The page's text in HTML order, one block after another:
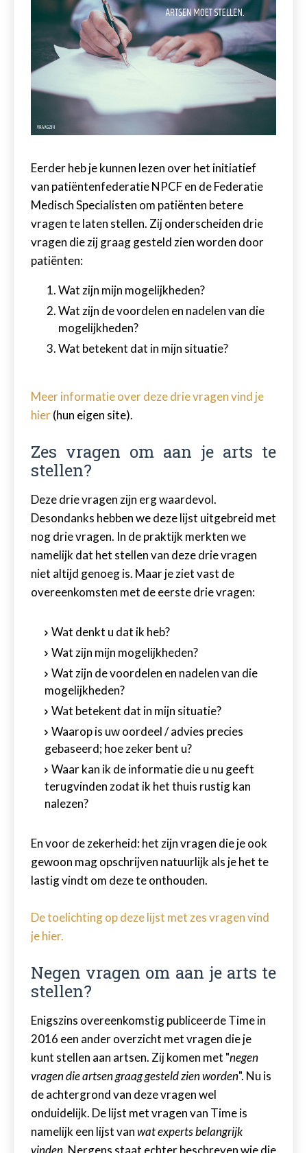
Eerder heb je kunnen lezen over het initiatief
van patiëntenfederatie NPCF en de Federatie
Medisch Specialisten om patiënten betere
vragen te laten stellen. Zij onderscheiden drie
vragen die zij graag gesteld zien worden door
patiënten:
Wat zijn mijn mogelijkheden?
Wat zijn de voordelen en nadelen van die
mogelijkheden?
Wat betekent dat in mijn situatie?
Meer informatie over deze drie vragen vind je
hier(hun eigen site).
Zes vragen om aan je arts te
stellen?
Deze drie vragen zijn erg waardevol.
Desondanks hebben we deze lijst uitgebreid met
nog drie vragen. In de praktijk merkten we
namelijk dat het stellen van deze drie vragen
niet altijd genoeg is. Maar je ziet vast de
overeenkomsten met de eerste drie vragen:
Wat denkt u dat ik heb?
Wat zijn mijn mogelijkheden?
Wat zijn de voordelen en nadelen van die
mogelijkheden?
Wat betekent dat in mijn situatie?
Waarop is uw oordeel / advies precies
gebaseerd; hoe zeker bent u?
Waar kan ik de informatie die u nu geeft
terugvinden zodat ik het thuis rustig kan
nalezen?
En voor de zekerheid: het zijn vragen die je ook
gewoon mag opschrijven natuurlijk als je het te
lastig vindt om deze te onthouden.
De toelichting op deze lijst met zes vragen vind
je hier.
Negen vragen om aan je arts te
stellen?
Enigszins overeenkomstig publiceerde Time in
2016 een ander overzicht met vragen die je
kunt stellen aan artsen. Zij komen met "negen
vragen die artsen graag gesteld zien worden". Nu is
de achtergrond van deze vragen wel
onduidelijk. De lijst met vragen van Time is
namelijk een lijst vanwat experts belangrijk
vinden . Nergens staat echter beschreven wie die